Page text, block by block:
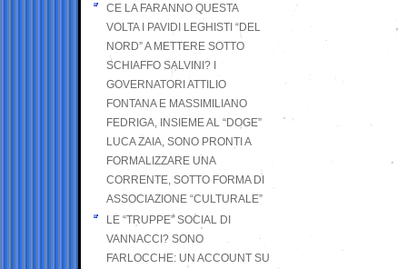
CE LA FARANNO QUESTA
VOLTA I PAVIDI LEGHISTI “DEL
NORD” A METTERE SOTTO
SCHIAFFO SALVINI? I
GOVERNATORI ATTILIO
FONTANA E MASSIMILIANO
FEDRIGA, INSIEME AL “DOGE”
LUCA ZAIA, SONO PRONTI A
FORMALIZZARE UNA
CORRENTE, SOTTO FORMA DI
ASSOCIAZIONE “CULTURALE”
LE “TRUPPE” SOCIAL DI
VANNACCI? SONO
FARLOCCHE: UN ACCOUNT SU